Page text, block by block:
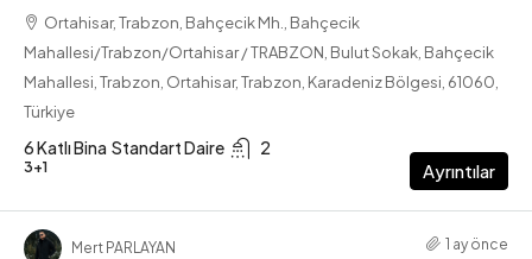
Ortahisar, Trabzon, Bahçecik Mh., Bahçecik
Mahallesi/Trabzon/Ortahisar / TRABZON, Bulut Sokak, Bahçecik
Mahallesi, Trabzon, Ortahisar, Trabzon, Karadeniz Bölgesi, 61060,
Türkiye
6 Katlı Bina Standart Daire 2
3+1 Ayrıntılar
Mert PARLAYAN 1 ay önce